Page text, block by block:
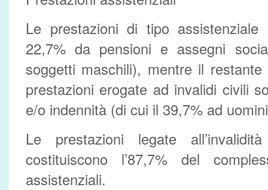
Le prestazioni di tipo
22,7% da pensioni e assegni
soggetti maschili), mentre il
prestazioni erogate ad invalidi civili
e/o indennità (di cui il 39,7% ad
Le prestazioni legate
costituiscono l’87,7% del
assistenziali.